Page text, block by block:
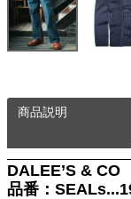
商品説明
DALEE’S & CO
品番：